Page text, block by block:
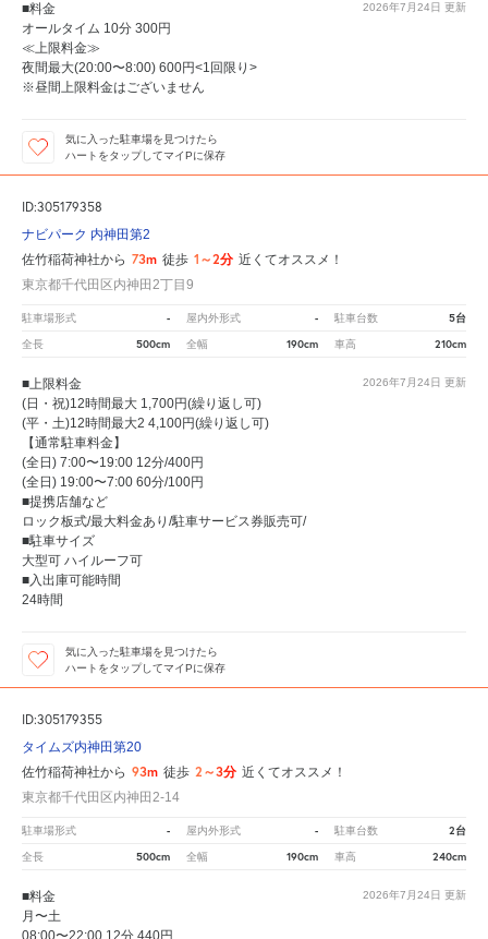
2026年7月24日 更新
■料金
オールタイム 10分 300円
≪上限料金≫
夜間最大(20:00〜8:00) 600円<1回限り>
※昼間上限料金はございません
気に入った駐車場を見つけたら
ハートをタップしてマイPに保存
ID:305179358
ナビパーク 内神田第2
佐竹稲荷神社から 73m 徒歩 1～2分 近くてオススメ！
東京都千代田区内神田2丁目9
駐車場形式 - 屋内外形式 - 駐車台数 5台
全長 500cm 全幅 190cm 車高 210cm
2026年7月24日 更新
■上限料金
(日・祝)12時間最大 1,700円(繰り返し可)
(平・土)12時間最大2 4,100円(繰り返し可)
【通常駐車料金】
(全日) 7:00〜19:00 12分/400円
(全日) 19:00〜7:00 60分/100円
■提携店舗など
ロック板式/最大料金あり/駐車サービス券販売可/
■駐車サイズ
大型可 ハイルーフ可
■入出庫可能時間
24時間
気に入った駐車場を見つけたら
ハートをタップしてマイPに保存
ID:305179355
タイムズ内神田第20
佐竹稲荷神社から 93m 徒歩 2～3分 近くてオススメ！
東京都千代田区内神田2-14
駐車場形式 - 屋内外形式 - 駐車台数 2台
全長 500cm 全幅 190cm 車高 240cm
2026年7月24日 更新
■料金
月〜土